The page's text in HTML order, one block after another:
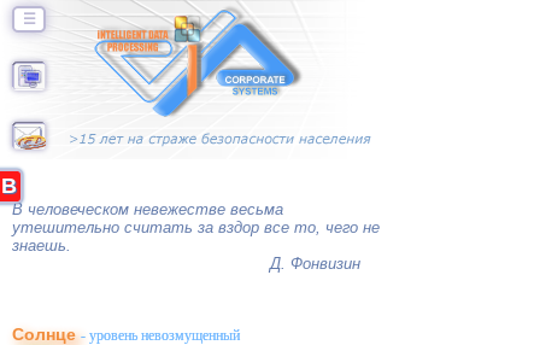
☰
В человеческом невежестве весьма
утешительно считать за вздор все то, чего не
знаешь.
Д. Фонвизин
Солнце- уровень невозмущенный
B